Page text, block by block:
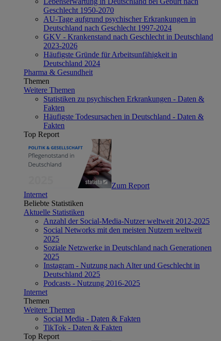
Geschlecht 1950-2070
AU-Tage aufgrund psychischer Erkrankungen in
Deutschland nach Geschlecht 1997-2024
GKV - Krankenstand nach Geschlecht in Deutschland
2023-2026
Häufigste Gründe für Arbeitsunfähigkeit in
Deutschland 2024
Pharma & Gesundheit
Themen
Weitere Themen
Statistiken zu psychischen Erkrankungen - Daten &
Fakten
Häufigste Todesursachen in Deutschland - Daten &
Fakten
Top Report
Zum Report
Internet
Beliebte Statistiken
Aktuelle Statistiken
Anzahl der Social-Media-Nutzer weltweit 2012-2025
Social Networks mit den meisten Nutzern weltweit
2025
Soziale Netzwerke in Deutschland nach Generationen
2025
Instagram - Nutzung nach Alter und Geschlecht in
Deutschland 2025
Podcasts - Nutzung 2016-2025
Internet
Themen
Weitere Themen
Social Media - Daten & Fakten
TikTok - Daten & Fakten
Top Report